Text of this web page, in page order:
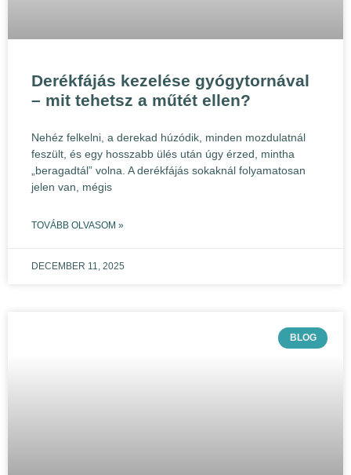
Derékfájás kezelése gyógytornával
– mit tehetsz a műtét ellen?
Nehéz felkelni, a derekad húzódik, minden mozdulatnál
feszült, és egy hosszabb ülés után úgy érzed, mintha
„beragadtál” volna. A derékfájás sokaknál folyamatosan
jelen van, mégis
TOVÁBB OLVASOM »
DECEMBER 11, 2025
BLOG